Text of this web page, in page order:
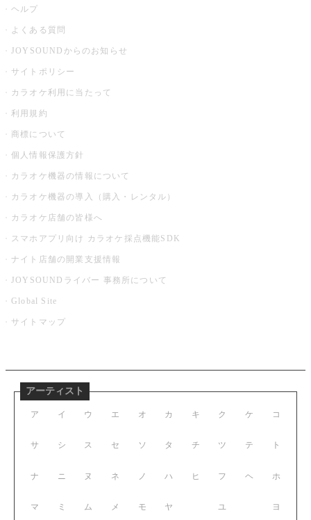
ヘルプ
よくある質問
JOYSOUNDからのお知らせ
サイトポリシー
カラオケ利用に当たって
利用規約
商標について
個人情報保護方針
カラオケ機器の情報について
カラオケ機器の導入（購入・レンタル）
カラオケ店舗の皆様へ
スマホアプリ向け カラオケ採点機能SDK
ナイト店舗の開業支援情報
JOYSOUNDライバー 事務所について
Global Site
サイトマップ
アーティスト
ア イ ウ エ オ
サ シ ス セ ソ
ナ ニ ヌ ネ ノ
マ ミ ム メ モ
カ キ ク ケ コ
タ チ ツ テ ト
ハ ヒ フ ヘ ホ
ヤ ユ ヨ